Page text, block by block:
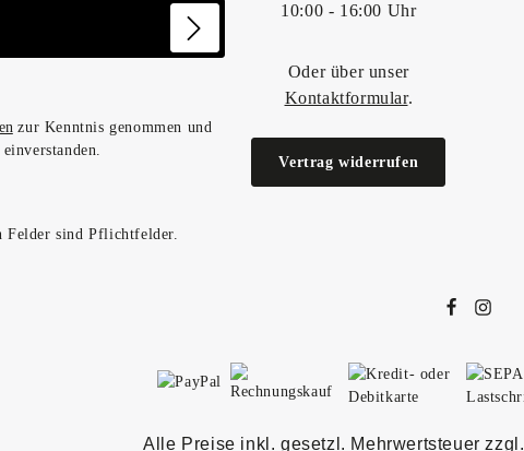
zur Kenntnis genommen und
sind Pflichtfelder.
10:00 - 16:00 Uhr
Oder über unser
Kontaktformular.
Vertrag widerrufen
Alle Preise inkl. gesetzl. Mehrwertsteuer zzgl.